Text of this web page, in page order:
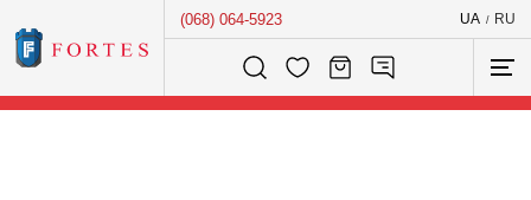
(068) 064-5923 UA / RU
Розумний пошук...